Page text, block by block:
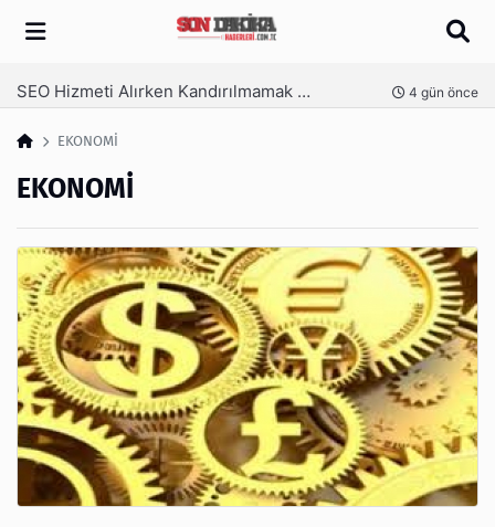
Arama
SEO Hizmeti Alırken Kandırılmamak İçin Bilinmesi Gerekenler 4 gün önce
EKONOMİ
EKONOMİ